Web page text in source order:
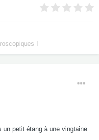
I
un petit étang à une vingtaine